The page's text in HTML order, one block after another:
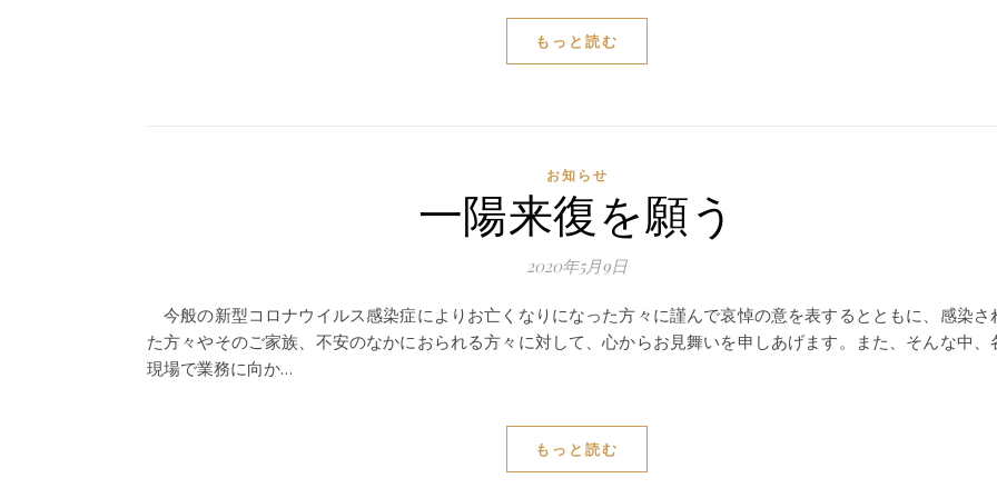
もっと読む
お知らせ
一陽来復を願う
2020年5月9日
今般の新型コロナウイルス感染症によりお亡くなりになった方々に謹んで哀悼の意を表するとともに、感染さ
た方々やそのご家族、不安のなかにおられる方々に対して、心からお見舞いを申しあげます。また、そんな中、
現場で業務に向か…
もっと読む